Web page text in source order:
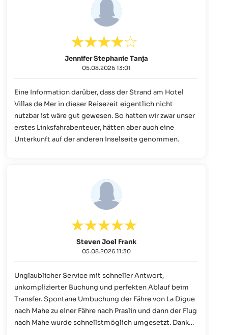
Jennifer Stephanie Tanja
05.08.2026 13:01
Eine Information darüber, dass der Strand am Hotel
Villas de Mer in dieser Reisezeit eigentlich nicht
nutzbar ist wäre gut gewesen. So hatten wir zwar unser
erstes Linksfahrabenteuer, hätten aber auch eine
Unterkunft auf der anderen Inselseite genommen.
Steven Joel Frank
05.08.2026 11:30
Unglaublicher Service mit schneller Antwort,
unkomplizierter Buchung und perfekten Ablauf beim
Transfer. Spontane Umbuchung der Fähre von La Digue
nach Mahe zu einer Fähre nach Praslin und dann der Flug
nach Mahe wurde schnellstmöglich umgesetzt. Danke